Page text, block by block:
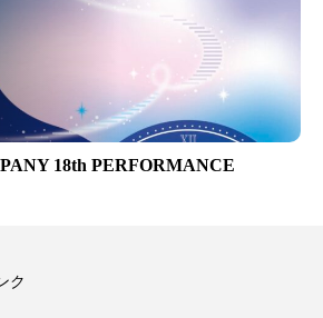
18th PERFORMANCE
ク